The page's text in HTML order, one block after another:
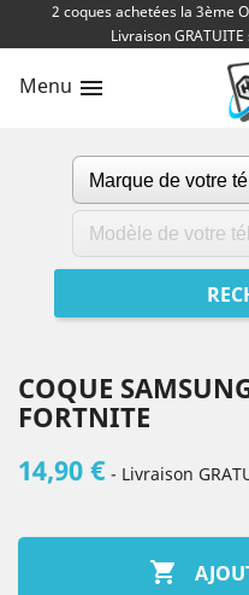
2 coques achetées la 3ème
Livraison
Menu 
COQUE
FORTNITE
14,90 € - Livraison
